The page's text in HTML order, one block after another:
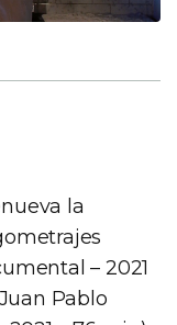
la
– 2021
Pablo